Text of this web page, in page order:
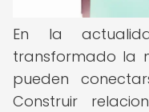
En la
transformado la
pueden
Construir